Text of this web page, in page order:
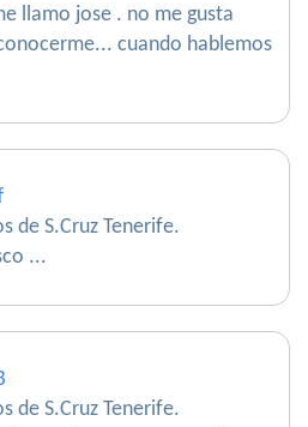
llamo jose . no me gusta
cuando hablemos
de S.Cruz Tenerife.
...
de S.Cruz Tenerife.